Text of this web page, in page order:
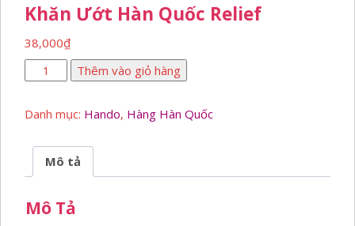
Khăn Ướt Hàn Quốc Relief
38,000₫
Khăn
ướt
Quốc
lượng
Thêm vào giỏ hàng
Danh mục: Hando, Hàng Hàn Quốc
Mô tả
Mô Tả